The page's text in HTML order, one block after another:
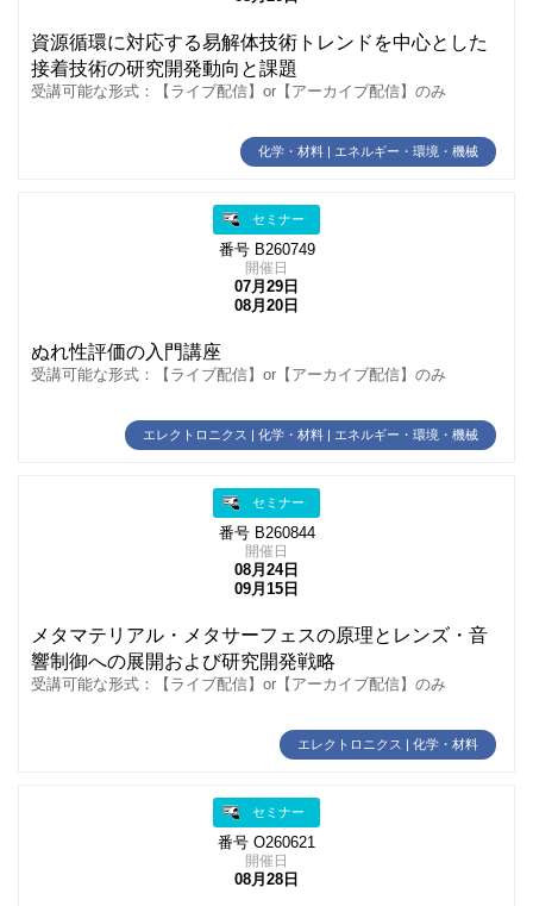
資源循環に対応する易解体技術トレンドを中心とした
接着技術の研究開発動向と課題
受講可能な形式：【ライブ配信】or【アーカイブ配信】のみ
化学・材料 | エネルギー・環境・機械
セミナー
番号 B260749
開催日
07月29日
08月20日
ぬれ性評価の入門講座
受講可能な形式：【ライブ配信】or【アーカイブ配信】のみ
エレクトロニクス | 化学・材料 | エネルギー・環境・機械
セミナー
番号 B260844
開催日
08月24日
09月15日
メタマテリアル・メタサーフェスの原理とレンズ・音
響制御への展開および研究開発戦略
受講可能な形式：【ライブ配信】or【アーカイブ配信】のみ
エレクトロニクス | 化学・材料
セミナー
番号 O260621
開催日
08月28日